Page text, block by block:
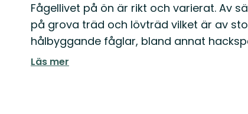
Fågellivet på ön är rikt och varierat. Av
på grova träd och lövträd vilket är av
hålbyggande fåglar, bland annat
Läs mer